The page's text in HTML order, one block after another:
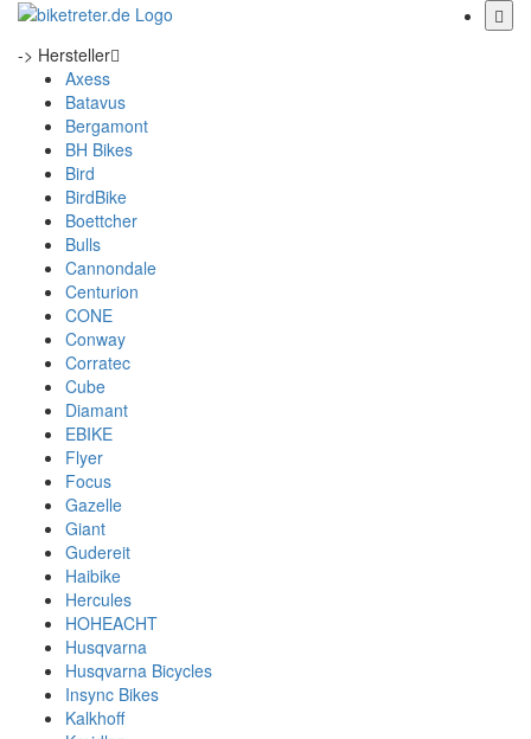
-> Hersteller
Axess
Batavus
Bergamont
BH Bikes
Bird
BirdBike
Boettcher
Bulls
Cannondale
Centurion
CONE
Conway
Corratec
Cube
Diamant
EBIKE
Flyer
Focus
Gazelle
Giant
Gudereit
Haibike
Hercules
HOHEACHT
Husqvarna
Husqvarna Bicycles
Insync Bikes
Kalkhoff